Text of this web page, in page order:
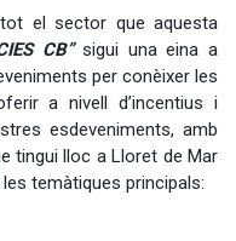
el sector que aquesta
CB”sigui una eina a
per conèixer les
a nivell d’incentius i
esdeveniments, amb
tingui lloc a Lloret de Mar
temàtiques principals: